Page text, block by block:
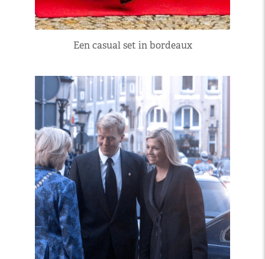
Een casual set in bordeaux